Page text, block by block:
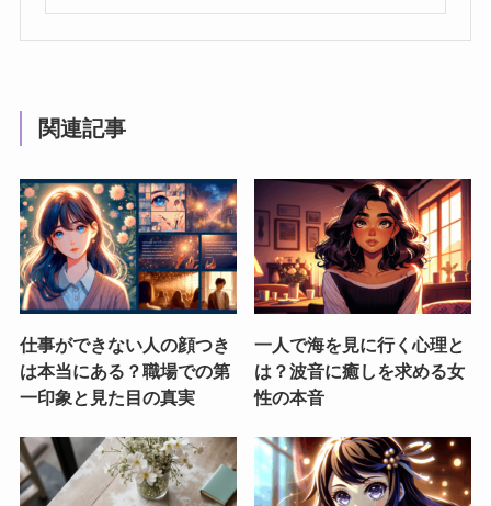
関連記事
仕事ができない人の顔つき
は本当にある？職場での第
一印象と見た目の真実
一人で海を見に行く心理と
は？波音に癒しを求める女
性の本音